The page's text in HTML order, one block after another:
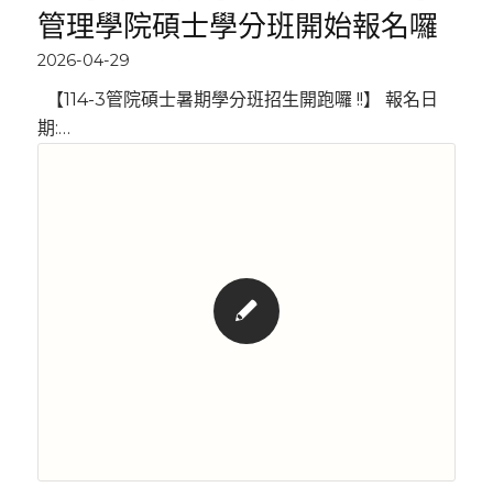
管理學院碩士學分班開始報名囉
2026-04-29
【114-3管院碩士暑期學分班招生開跑囉 !!】 報名日
期:…